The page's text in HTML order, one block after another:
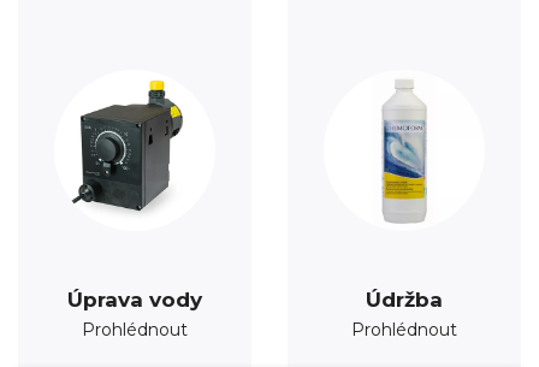
Úprava vody
Prohlédnout
Údržba
Prohlédnout